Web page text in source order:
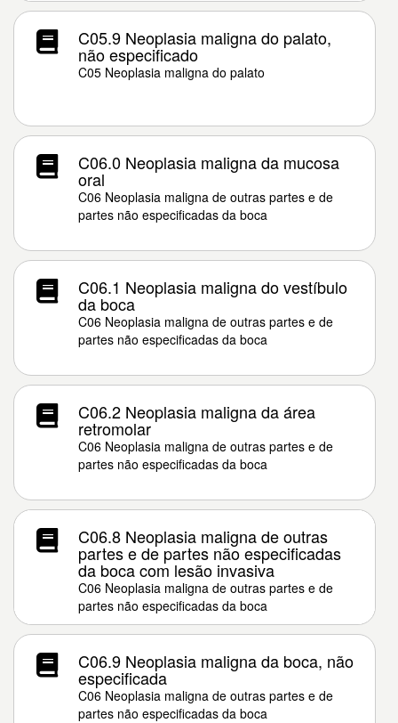
C05.9 Neoplasia maligna do palato,
não especificado
C05 Neoplasia maligna do palato
C06.0 Neoplasia maligna da mucosa
oral
C06 Neoplasia maligna de outras partes e de
partes não especificadas da boca
C06.1 Neoplasia maligna do vestíbulo
da boca
C06 Neoplasia maligna de outras partes e de
partes não especificadas da boca
C06.2 Neoplasia maligna da área
retromolar
C06 Neoplasia maligna de outras partes e de
partes não especificadas da boca
C06.8 Neoplasia maligna de outras
partes e de partes não especificadas
da boca com lesão invasiva
C06 Neoplasia maligna de outras partes e de
partes não especificadas da boca
C06.9 Neoplasia maligna da boca, não
especificada
C06 Neoplasia maligna de outras partes e de
partes não especificadas da boca